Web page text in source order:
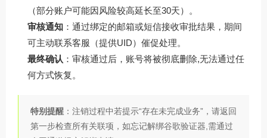
（部分账户可能因风险较高延长至30天）。
审核通知 ：通过绑定的邮箱或短信接收审批结果，期间
可主动联系客服（提供UID）催促处理。
最终确认 ：审核通过后，账号将被彻底删除,无法通过任
何方式恢复。
特别提醒 ：注销过程中若提示“存在未完成业务”，请返回
第一步检查所有关联项，如忘记解绑谷歌验证器,需通过